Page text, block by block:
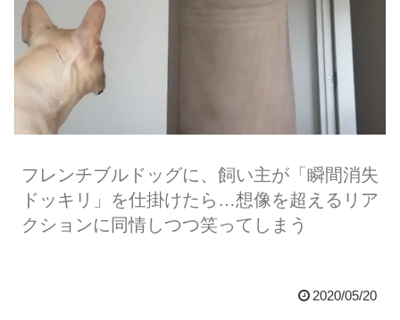
フレンチブルドッグに、飼い主が「瞬間消失
ドッキリ」を仕掛けたら…想像を超えるリア
クションに同情しつつ笑ってしまう
2020/05/20